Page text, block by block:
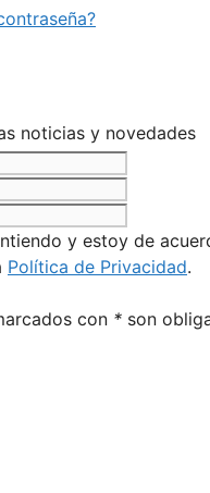
noticias y novedades
y estoy de
Política de Privacidad.
con * son